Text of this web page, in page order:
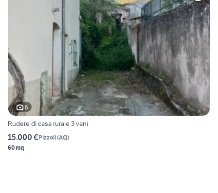
6
Rudere di casa rurale 3 vani
15.000 €Pizzoli(AQ)
60 mq